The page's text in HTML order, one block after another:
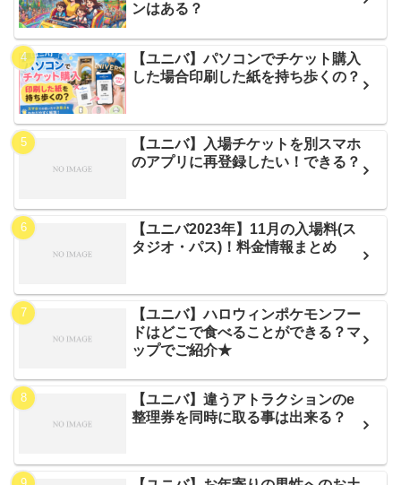
ンはある？
【ユニバ】パソコンでチケット購入
した場合印刷した紙を持ち歩くの？
【ユニバ】入場チケットを別スマホ
のアプリに再登録したい！できる？
【ユニバ2023年】11月の入場料(ス
タジオ・パス)！料金情報まとめ
【ユニバ】ハロウィンポケモンフー
ドはどこで食べることができる？マ
ップでご紹介★
【ユニバ】違うアトラクションのe
整理券を同時に取る事は出来る？